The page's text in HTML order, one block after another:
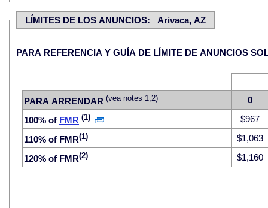
LÍMITES DE LOS ANUNCIOS: Arivaca, AZ
PARA REFERENCIA Y GUÍA DE LÍMITE DE
PARA ARRENDAR (vea notes 1,2)
0
100% of FMR (1)
$967
110% of FMR(1)
$1,063
120% of FMR(2) $1,160